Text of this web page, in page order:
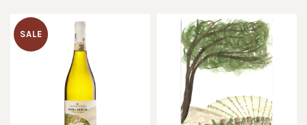
SALE